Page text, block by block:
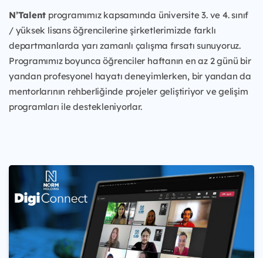
N’Talent programımız kapsamında üniversite 3. ve 4. sınıf
/ yüksek lisans öğrencilerine şirketlerimizde farklı
departmanlarda yarı zamanlı çalışma fırsatı sunuyoruz.
Programımız boyunca öğrenciler haftanın en az 2 günü bir
yandan profesyonel hayatı deneyimlerken, bir yandan da
mentorlarının rehberliğinde projeler geliştiriyor ve gelişim
programları ile destekleniyorlar.